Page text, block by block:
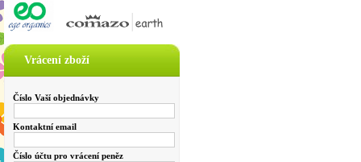
Vrácení zboží
Číslo Vaší objednávky
Kontaktní email
Číslo účtu pro vrácení peněz